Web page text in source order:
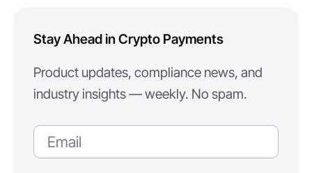
Stay Ahead in Crypto Payments
Product updates, compliance news, and
industry insights — weekly. No spam.